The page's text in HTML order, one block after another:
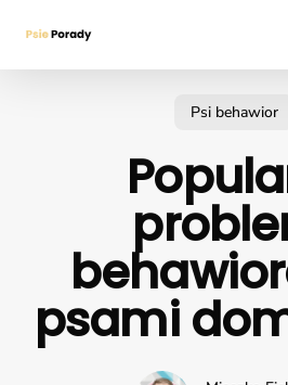
main
Psi behawior
psami